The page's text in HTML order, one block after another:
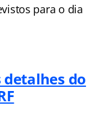
para o dia
detalhes do